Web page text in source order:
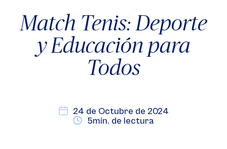
Match Tenis: Deporte
y Educación para
Todos
24 de Octubre de 2024
5min. de lectura